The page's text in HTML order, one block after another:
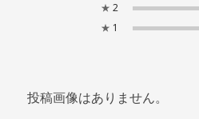
★ 2
★ 1
投稿画像はありません。